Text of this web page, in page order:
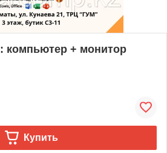
компьютер + монитор
Купить